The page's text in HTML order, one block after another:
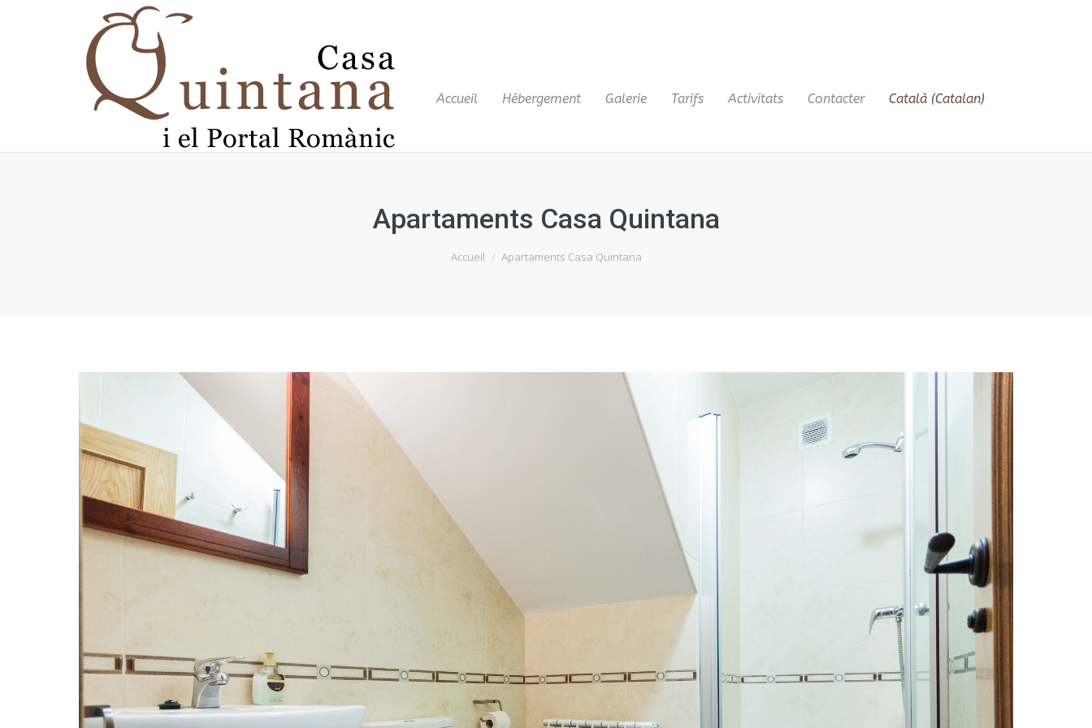
Accueil Hébergement Galerie Tarifs Activitats Contacter Català (Catalan)
Apartaments Casa Quintana
Accueil Apartaments Casa Quintana